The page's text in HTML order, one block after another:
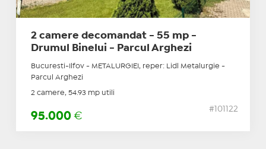
2 camere decomandat - 55 mp -
Drumul Binelui - Parcul Arghezi
Bucuresti-Ilfov - METALURGIEI, reper: Lidl Metalurgie -
Parcul Arghezi
2 camere, 54.93 mp utili
95.000 €
#101122